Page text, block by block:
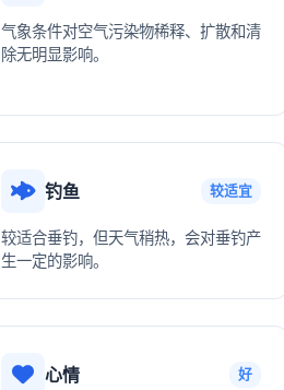
气象条件对空气污染物稀释、扩散和清
除无明显影响。
钓鱼 较适宜
较适合垂钓，但天气稍热，会对垂钓产
生一定的影响。
心情 好